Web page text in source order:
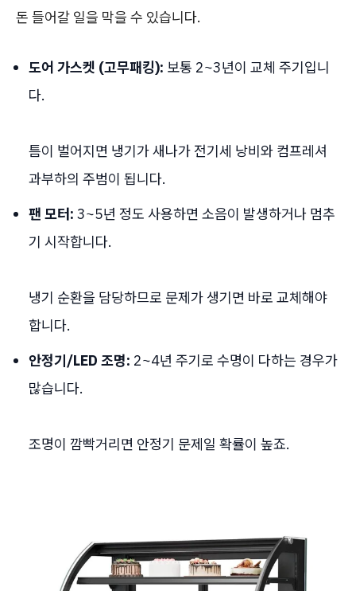
돈 들어갈 일을 막을 수 있습니다.
도어 가스켓 (고무패킹): 보통 2~3년이 교체 주기입니
다.
틈이 벌어지면 냉기가 새나가 전기세 낭비와 컴프레셔
과부하의 주범이 됩니다.
팬 모터: 3~5년 정도 사용하면 소음이 발생하거나 멈추
기 시작합니다.
냉기 순환을 담당하므로 문제가 생기면 바로 교체해야
합니다.
안정기/LED 조명: 2~4년 주기로 수명이 다하는 경우가
많습니다.
조명이 깜빡거리면 안정기 문제일 확률이 높죠.